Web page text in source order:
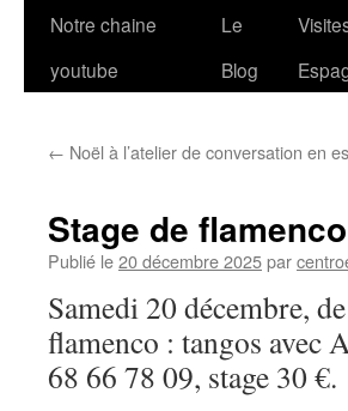
Notre chaine
youtube
Le
Blog
← Noël à l’atelier de conversation en
Stage de
Publié le20 décembre 2025par
Samedi 20 décembre,
flamenco : tangos avec
68 66 78 09, stage 30 €.